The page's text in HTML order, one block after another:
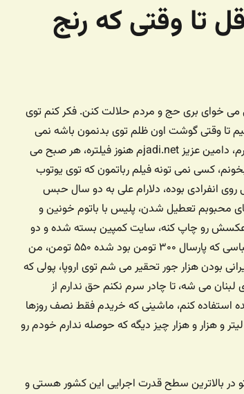
تا وقتی که رنج
خوای بری حج و مردم حلالت کنن. فکر کنم توی
تا وقتی گوشت اون ظلم توی بدنمون باشه نمی
تونیم توبه کنیم. من هنوز از گرانی رنج می برم، دامین عزیز jadi.netم هنوز فیلتره، هر صبح می
کسی نمی تونه فیلم رباتمون که توی یوتوب
انفرادی بوده، دلارام علی به دو سال حبس
محبوبم تعطیل شدن، پلیس با باتوم خونین و
عکسش رو چاپ کنه، سایت کمپین بسته شده و دو
نفر براش توی زندان هستند، عدسی حاج عباسی که پارسال ۳۰۰ تومن بود شده ۵۵۰ تومن، من
بودن هزار جور تحقیر می شم توی اروپا، پولی که
می شه، تا چادر سرم نکنم حق ندارم از
استفاده کنم، ماشینی که خریدم فقط نصف روزها
و هزار و هزار چیز دیگه که حوصله ندارم خودم رو
در بالاترین سطح قدرت اجرایی این کشور هستی و